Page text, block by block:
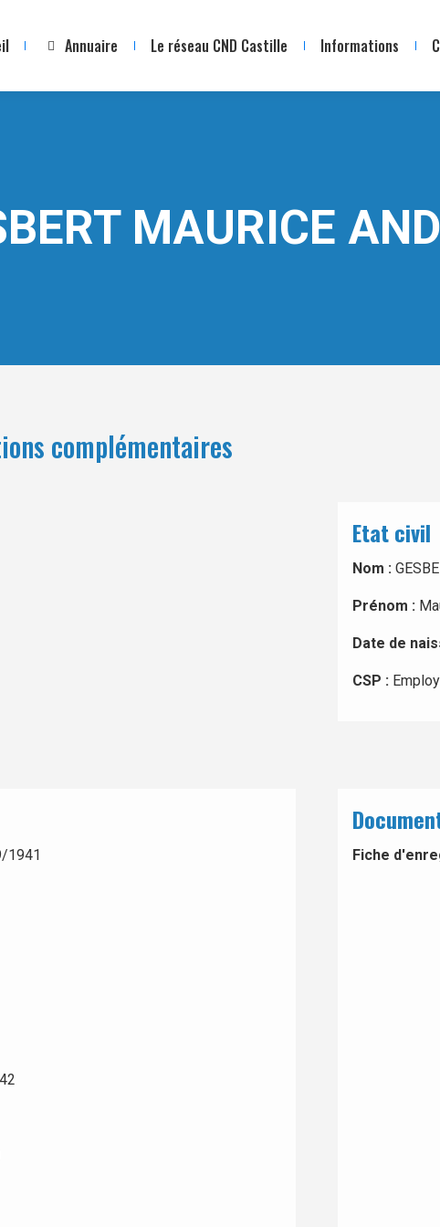
Annuaire Le réseau CND Castille Informations
MAURICE
complémentaires
Etat civil
Nom :
Prénom :
Date de
CSP :
1941 Fiche